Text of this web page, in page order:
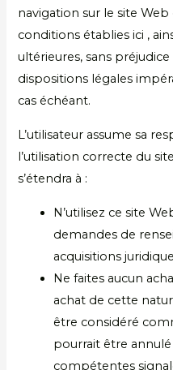
navigation sur le site
conditions établies ici ,
ultérieures, sans
dispositions légales
cas échéant.
L’utilisateur assume sa
l’utilisation correcte du
s’étendra à :
N’utilisez ce site
demandes de
acquisitions
Ne faites aucun
achat de cette
être considéré
pourrait être
compétentes